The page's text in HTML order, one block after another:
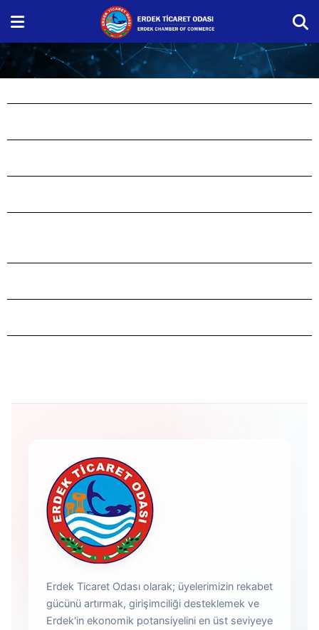
Erdek Ticaret Odası olarak; üyelerimizin rekabet
gücünü artırmak, girişimciliği desteklemek ve
Erdek'in ekonomik potansiyelini en üst seviyeye